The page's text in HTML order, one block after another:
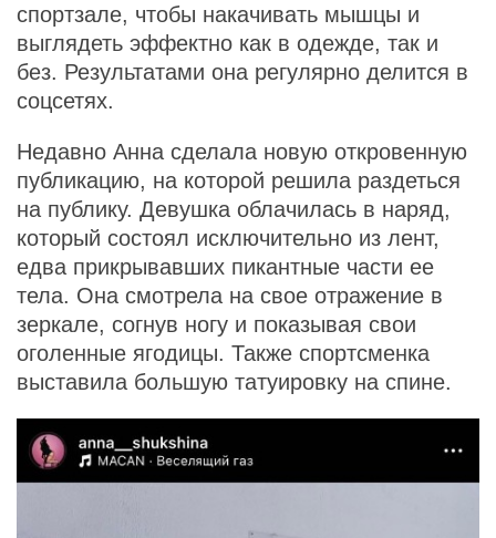
спортзале, чтобы накачивать мышцы и
выглядеть эффектно как в одежде, так и
без. Результатами она регулярно делится в
соцсетях.
Недавно Анна сделала новую откровенную
публикацию, на которой решила раздеться
на публику. Девушка облачилась в наряд,
который состоял исключительно из лент,
едва прикрывавших пикантные части ее
тела. Она смотрела на свое отражение в
зеркале, согнув ногу и показывая свои
оголенные ягодицы. Также спортсменка
выставила большую татуировку на спине.